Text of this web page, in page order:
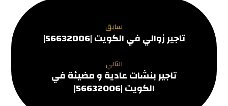
سابق
تاجير زوالي في الكويت |56632006|
التالي
تاجير بنشات عادية و مضيئة في
الكويت |56632006|